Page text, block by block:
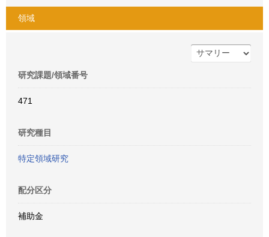
領域
研究課題/領域番号
471
研究種目
特定領域研究
配分区分
補助金